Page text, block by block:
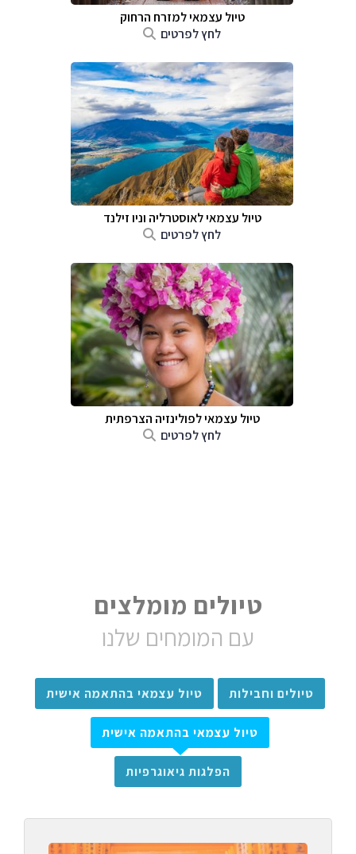
טיול עצמאי למזרח הרחוק
לחץ לפרטים
טיול עצמאי לאוסטרליה וניו זילנד
לחץ לפרטים
טיול עצמאי לפולינזיה הצרפתית
לחץ לפרטים
טיולים מומלצים
עם המומחים שלנו
טיולים וחבילות טיול עצמאי בהתאמה אישית
טיול עצמאי בהתאמה אישית
הפלגות גיאוגרפיות